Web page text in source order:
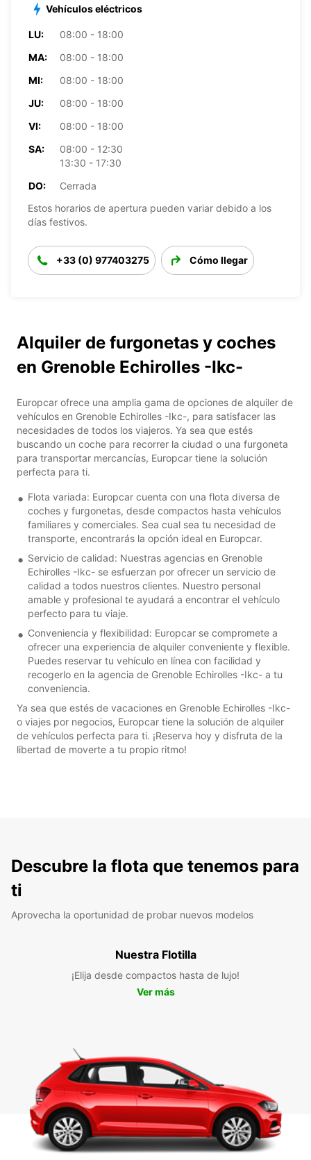
Vehículos eléctricos
LU:
08:00 - 18:00
MA:
08:00 - 18:00
MI:
08:00 - 18:00
JU:
08:00 - 18:00
VI:
08:00 - 18:00
SA:
08:00 - 12:30
13:30 - 17:30
DO:
Cerrada
Estos horarios de apertura pueden variar debido a los
días festivos.
+33 (0) 977403275 Cómo llegar
Alquiler de furgonetas y coches
en Grenoble Echirolles -Ikc-
Europcar ofrece una amplia gama de opciones de alquiler de
vehículos en Grenoble Echirolles -Ikc-, para satisfacer las
necesidades de todos los viajeros. Ya sea que estés
buscando un coche para recorrer la ciudad o una furgoneta
para transportar mercancías, Europcar tiene la solución
perfecta para ti.
Flota variada: Europcar cuenta con una flota diversa de
coches y furgonetas, desde compactos hasta vehículos
familiares y comerciales. Sea cual sea tu necesidad de
transporte, encontrarás la opción ideal en Europcar.
Servicio de calidad: Nuestras agencias en Grenoble
Echirolles -Ikc- se esfuerzan por ofrecer un servicio de
calidad a todos nuestros clientes. Nuestro personal
amable y profesional te ayudará a encontrar el vehículo
perfecto para tu viaje.
Conveniencia y flexibilidad: Europcar se compromete a
ofrecer una experiencia de alquiler conveniente y flexible.
Puedes reservar tu vehículo en línea con facilidad y
recogerlo en la agencia de Grenoble Echirolles -Ikc- a tu
conveniencia.
Ya sea que estés de vacaciones en Grenoble Echirolles -Ikc-
o viajes por negocios, Europcar tiene la solución de alquiler
de vehículos perfecta para ti. ¡Reserva hoy y disfruta de la
libertad de moverte a tu propio ritmo!
Descubre la flota que tenemos para
ti
Aprovecha la oportunidad de probar nuevos modelos
Nuestra Flotilla
¡Elija desde compactos hasta de lujo!
Ver más